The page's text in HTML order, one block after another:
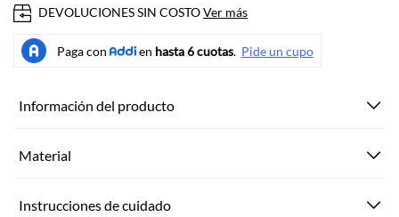
DEVOLUCIONES SIN COSTOVer más
Información del producto
Material
Instrucciones de cuidado